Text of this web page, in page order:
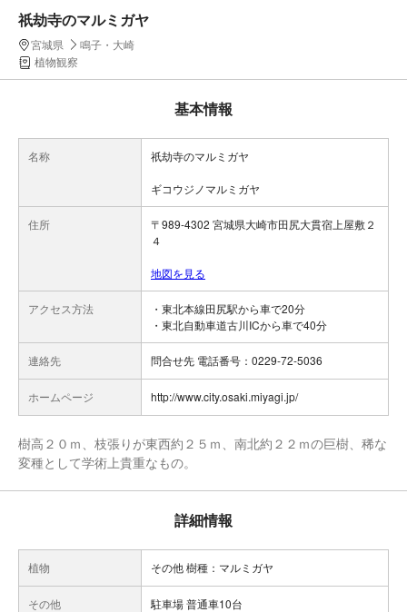
祇劫寺のマルミガヤ
宮城県
鳴子・大崎
植物観察
基本情報
名称 祇劫寺のマルミガヤ
ギコウジノマルミガヤ
住所
〒989-4302 宮城県大崎市田尻大貫宿上屋敷２
４
地図を見る
アクセス方法
・東北本線田尻駅から車で20分
・東北自動車道古川ICから車で40分
連絡先 問合せ先 電話番号：0229-72-5036
ホームページ http://www.city.osaki.miyagi.jp/
樹高２０ｍ、枝張りが東西約２５ｍ、南北約２２ｍの巨樹、稀な
変種として学術上貴重なもの。
詳細情報
植物 その他 樹種：マルミガヤ
その他 駐車場 普通車10台